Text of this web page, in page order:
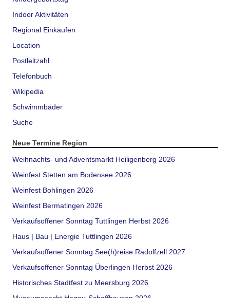
Indoor Aktivitäten
Regional Einkaufen
Location
Postleitzahl
Telefonbuch
Wikipedia
Schwimmbäder
Suche
Neue Termine Region
Weihnachts- und Adventsmarkt Heiligenberg 2026
Weinfest Stetten am Bodensee 2026
Weinfest Bohlingen 2026
Weinfest Bermatingen 2026
Verkaufsoffener Sonntag Tuttlingen Herbst 2026
Haus | Bau | Energie Tuttlingen 2026
Verkaufsoffener Sonntag See(h)reise Radolfzell 2027
Verkaufsoffener Sonntag Überlingen Herbst 2026
Historisches Stadtfest zu Meersburg 2026